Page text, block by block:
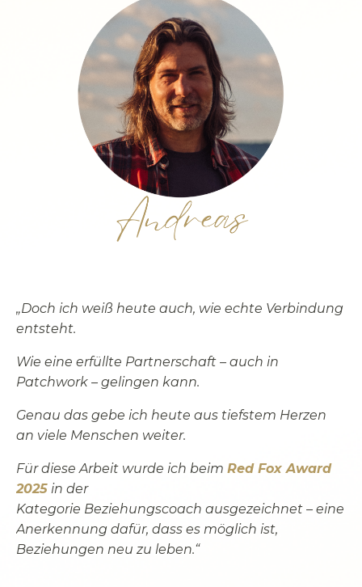
„Doch ich weiß heute auch, wie echte Verbindung
entsteht.
Wie eine erfüllte Partnerschaft – auch in
Patchwork – gelingen kann.
Genau das gebe ich heute aus tiefstem Herzen
an viele Menschen weiter.
Für diese Arbeit wurde ich beim Red Fox Award
2025 in der
Kategorie Beziehungscoach ausgezeichnet – eine
Anerkennung dafür, dass es möglich ist,
Beziehungen neu zu leben.“